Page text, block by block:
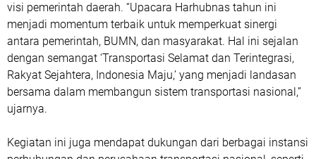
visi pemerintah daerah. “Upacara Harhubnas tahun ini
menjadi momentum terbaik untuk memperkuat sinergi
antara pemerintah, BUMN, dan masyarakat. Hal ini sejalan
dengan semangat ‘Transportasi Selamat dan Terintegrasi,
Rakyat Sejahtera, Indonesia Maju,’ yang menjadi landasan
bersama dalam membangun sistem transportasi nasional,”
ujarnya.
Kegiatan ini juga mendapat dukungan dari berbagai instansi